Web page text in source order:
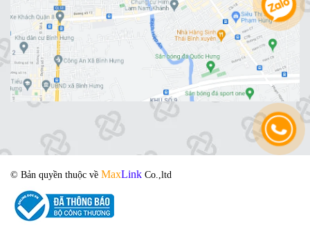
© Bản quyền thuộc về MaxLink Co.,ltd